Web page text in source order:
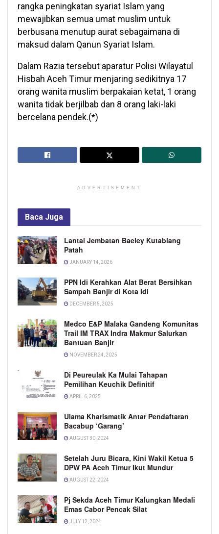
rangka peningkatan syariat Islam yang
mewajibkan semua umat muslim untuk
berbusana menutup aurat sebagaimana di
maksud dalam Qanun Syariat Islam.
Dalam Razia tersebut aparatur Polisi Wilayatul
Hisbah Aceh Timur menjaring sedikitnya 17
orang wanita muslim berpakaian ketat, 1 orang
wanita tidak berjilbab dan 8 orang laki-laki
bercelana pendek.(*)
ADVERTISEMENT
Baca Juga
Lantai Jembatan Baeley Kutablang
Patah
JANUARY 14, 2026
PPN Idi Kerahkan Alat Berat Bersihkan
Sampah Banjir di Kota Idi
DECEMBER 5, 2025
Medco E&P Malaka Gandeng Komunitas
Trail IM TRAX Indra Makmur Salurkan
Bantuan Banjir
NOVEMBER 24, 2025
Di Peureulak Ka Mulai Tahapan
Pemilihan Keuchik Definitif
APRIL 6, 2025
Ulama Kharismatik Antar Pendaftaran
Bacabup ‘Garang’
AUGUST 30, 2024
Setelah Juru Bicara, Kini Wakil Ketua 5
DPW PA Aceh Timur Ikut Mundur
AUGUST 22, 2024
Pj Sekda Aceh Timur Kalungkan Medali
Emas Cabor Pencak Silat
JULY 12, 2024